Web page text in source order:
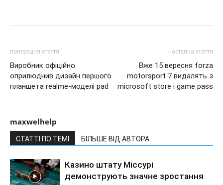
попередня стаття
Виробник офіційно
оприлюднив дизайн першого
планшета realme-моделі pad
наступна стаття
Вже 15 вересня forza
motorsport 7 видалять з
microsoft store і game pass
maxwelhelp
СТАТТІ ПО ТЕМІ БІЛЬШЕ ВІД АВТОРА
Казино штату Міссурі
демонструють значне зростання